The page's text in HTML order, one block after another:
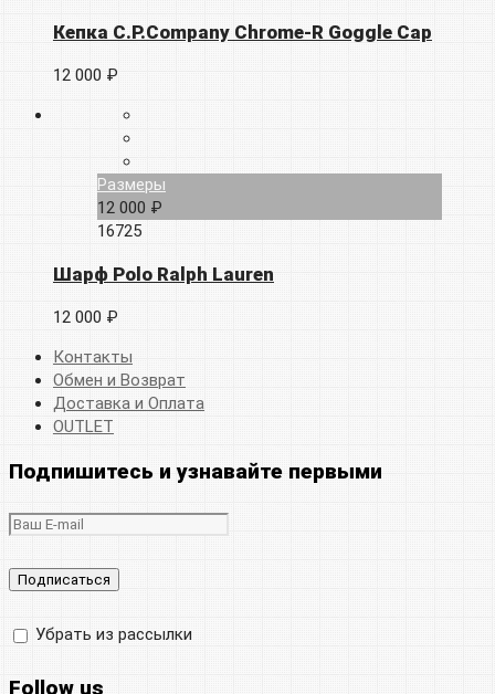
Кепка C.P.Company Chrome-R Goggle Cap
12 000 ₽
Размеры
12 000 ₽
16725
Шарф Polo Ralph Lauren
12 000 ₽
Контакты
Обмен и Возврат
Доставка и Оплата
OUTLET
Подпишитесь и узнавайте первыми
Убрать из рассылки
Follow us